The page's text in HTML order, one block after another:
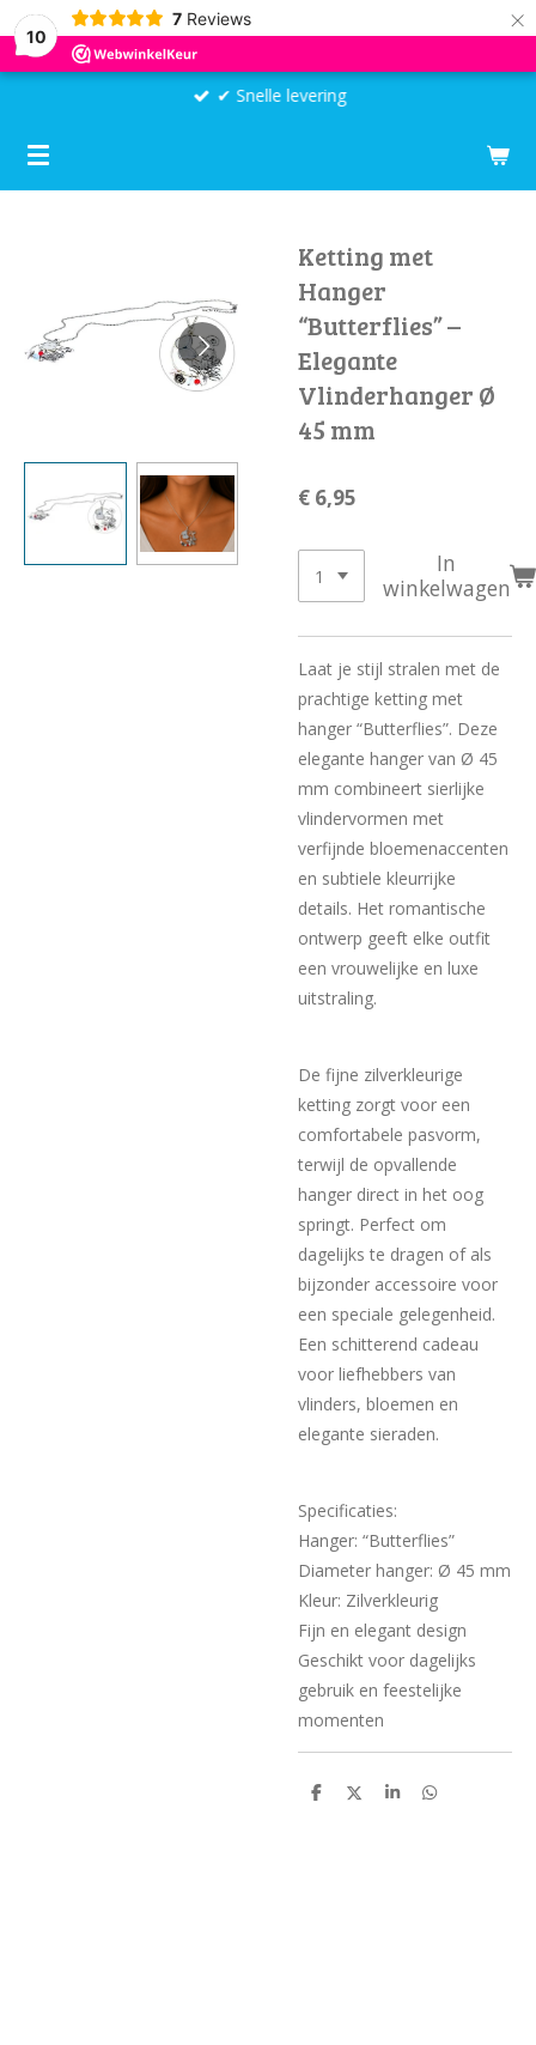
10
7 Reviews ×
✔ Snelle levering
Ketting met
Hanger
“Butterflies” –
Elegante
Vlinderhanger Ø
45 mm
€ 6,95
In
winkelwagen
Laat je stijl stralen met de
prachtige ketting met
hanger “Butterflies”. Deze
elegante hanger van Ø 45
mm combineert sierlijke
vlindervormen met
verfijnde bloemenaccenten
en subtiele kleurrijke
details. Het romantische
ontwerp geeft elke outfit
een vrouwelijke en luxe
uitstraling.
De fijne zilverkleurige
ketting zorgt voor een
comfortabele pasvorm,
terwijl de opvallende
hanger direct in het oog
springt. Perfect om
dagelijks te dragen of als
bijzonder accessoire voor
een speciale gelegenheid.
Een schitterend cadeau
voor liefhebbers van
vlinders, bloemen en
elegante sieraden.
Specificaties:
Hanger: “Butterflies”
Diameter hanger: Ø 45 mm
Kleur: Zilverkleurig
Fijn en elegant design
Geschikt voor dagelijks
gebruik en feestelijke
momenten
D
D
S
D